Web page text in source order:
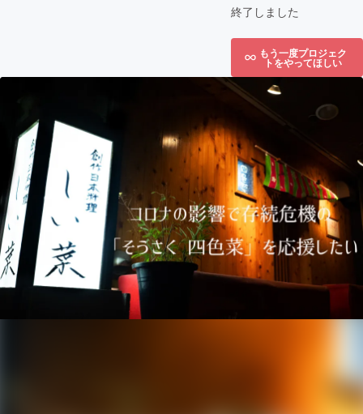
終了しました
もう一度プロジェク
トをやってほしい